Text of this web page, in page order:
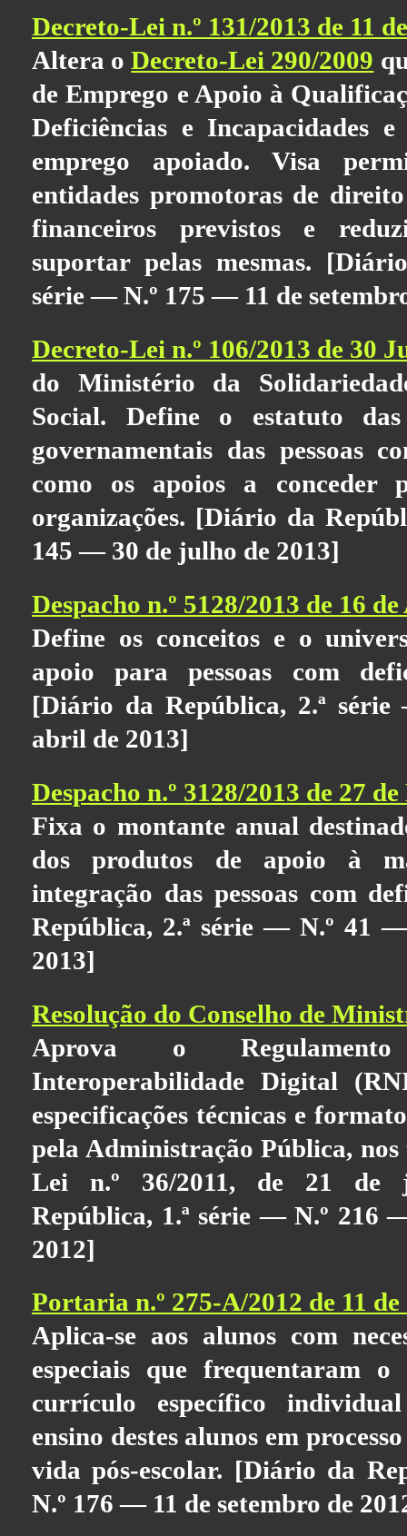
Decreto-Lei n.º 131/2013 de 11
Altera oDecreto-Lei 290/2009
de Emprego e Apoio à
Deficiências e Incapacidades
emprego apoiado. Visa
entidades promotoras de
financeiros previstos e
suportar pelas mesmas.
série — N.º 175 — 11 de
Decreto-Lei n.º 106/2013 de 30
do Ministério da
Social. Define o estatuto das
governamentais das pessoas
como os apoios a conceder
organizações. [Diário da
145 — 30 de julho de 2013]
Despacho n.º 5128/2013 de 16
Define os conceitos e o
apoio para pessoas com
[Diário da República, 2.ª
abril de 2013]
Despacho n.º 3128/2013 de 27
Fixa o montante anual
dos produtos de apoio à
integração das pessoas com
República, 2.ª série — N.º 41
2013]
Resolução do Conselho de
Aprova o
Interoperabilidade Digital
especificações técnicas e
pela Administração Pública,
Lei n.º 36/2011, de 21 de
República, 1.ª série — N.º 216
2012]
Portaria n.º 275-A/2012 de 11
Aplica-se aos alunos com
especiais que frequentaram o
currículo específico
ensino destes alunos em
vida pós-escolar. [Diário da
N.º 176 — 11 de setembro de